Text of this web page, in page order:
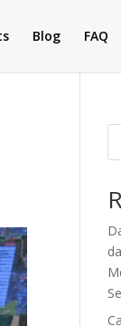
Blog FAQ